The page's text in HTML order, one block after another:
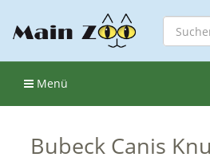
Menü
Bubeck Canis